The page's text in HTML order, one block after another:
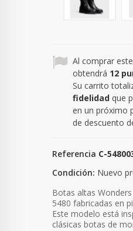
Al comprar
obtendrá 12
Su carrito
fidelidad que
en un próximo
de descuento
Referencia C-
Condición: Nuevo
Botas altas Wonders
5480 fabricadas en
Este modelo está
clásicas botas de